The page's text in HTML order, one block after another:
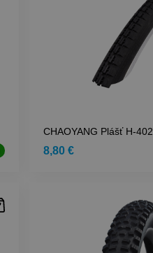
CHAOYANG Plášť H-402
8,80 €